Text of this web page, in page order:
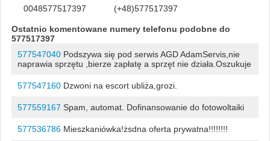
0048577517397 (+48)577517397
Ostatnio komentowane numery telefonu podobne do
577517397
577547040Podszywa się pod serwis AGD AdamServis,nie
naprawia sprzętu ,bierze zapłatę a sprzęt nie działa.Oszukuje
577547160Dzwoni na escort ubliża,grozi.
577559167 Spam, automat. Dofinansowanie do fotowoltaiki
577536786Mieszkaniówka!żsdna oferta prywatna!!!!!!!!